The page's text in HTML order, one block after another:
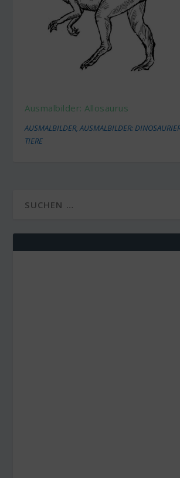
Ausmalbilder: Allosaurus
AUSMALBILDER,AUSMALBILDER:
TIERE